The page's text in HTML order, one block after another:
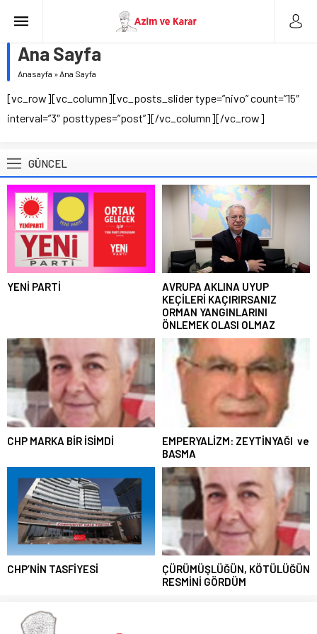
Ana Sayfa
Anasayfa »Ana Sayfa
[vc_row][vc_column][vc_posts_slider type=”nivo” count=”15″
interval=”3″ posttypes=”post”][/vc_column][/vc_row]
GÜNCEL
YENİ PARTİ
AVRUPA AKLINA UYUP
KEÇİLERİ KAÇIRIRSANIZ
ORMAN YANGINLARINI
ÖNLEMEK OLASI OLMAZ
CHP MARKA BİR İSİMDİ
EMPERYALİZM: ZEYTİNYAĞI ve
BASMA
CHP’NİN TASFİYESİ
ÇÜRÜMÜŞLÜĞÜN, KÖTÜLÜĞÜN
RESMİNİ GÖRDÜM